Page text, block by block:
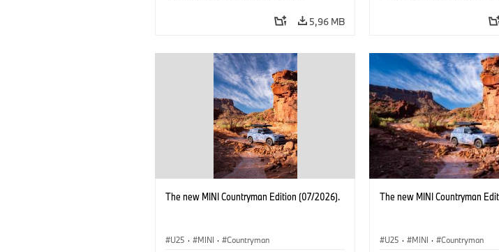
5,96 MB
The new MINI Countryman Edition (07/2026).
U25 · MINI · Countryman
The new MINI Countryman
U25 · MINI · Countryman